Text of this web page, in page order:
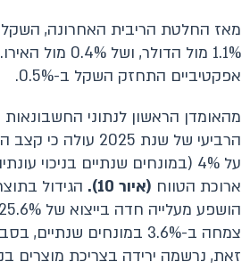
מאז החלטת הריבית האחרונה,
1.1% מול הדולר,
אפקטיביים התחזק השקל ב-0.5%.
מהאומדן הראשון לנתוני החשבונאות
הרביעי של שנת 2025
על 4% (במונחים שנתיים בניכוי
ארוכת הטווח (איור 10).
הגידול
צמחה ב-3.6% במונחים
זאת, נרשמה ירידה בצריכת מוצרים